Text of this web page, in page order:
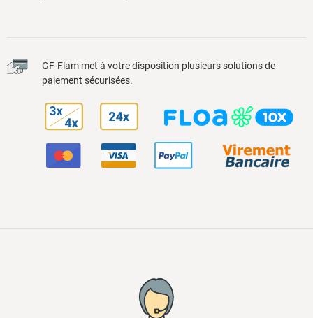
GF-Flam met à votre disposition plusieurs solutions de
paiement sécurisées.